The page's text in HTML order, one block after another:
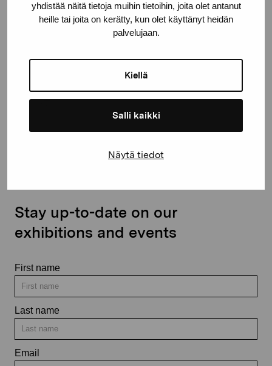
yhdistää näitä tietoja muihin tietoihin, joita olet antanut
heille tai joita on kerätty, kun olet käyttänyt heidän
palvelujaan.
Kiellä
Salli kaikki
Näytä tiedot
Gustav Wasas gata 11
+358 (0)50 371 6339
Contact us
Stay up-to-date on our
exhibitions and events
First name
Last name
Email